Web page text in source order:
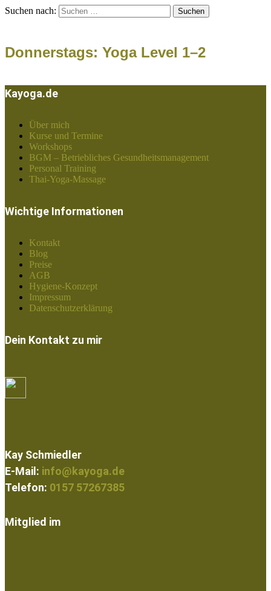
Suchen nach:
Donnerstags: Yoga Level 1–2
Kayoga.de
Über mich
Kurse und Termine
Workshops
BGM – Betriebliches Gesundheitsmanagement
Personal Training
Thai-Yoga-Massage
Wichtige Informationen
Kontakt
Blog
Preise
AGB
Hygiene-Konzept
Impressum
Datenschutzerklärung
Dein Kontakt zu mir
Kay Schmiedler
E-Mail: info@kayoga.de
Telefon: 0157 57267385
Mitglied im